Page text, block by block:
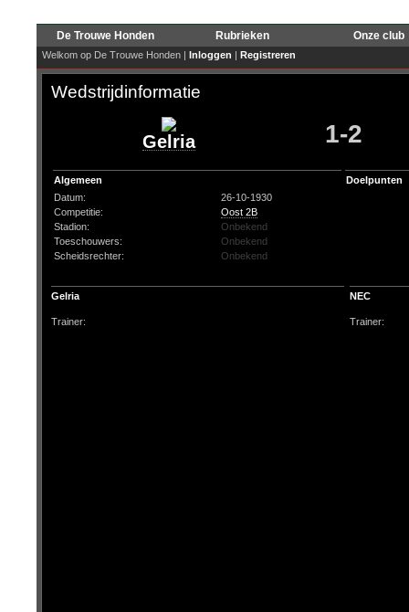
De Trouwe Honden Rubrieken Onze club
Welkom op De Trouwe Honden | Inloggen | Registreren
Wedstrijdinformatie
Gelria 1-2
Algemeen
Datum:
26-10-1930
Competitie:
Oost 2B
Stadion:
Onbekend
Toeschouwers:
Onbekend
Scheidsrechter:
Onbekend
Doelpunten
Gelria NEC
Trainer: Trainer: